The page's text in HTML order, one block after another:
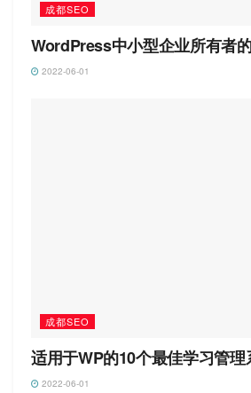
成都SEO
WordPress中小型企业所有者
2022-06-01
成都SEO
适用于WP的10个最佳学习管理
2022-06-01